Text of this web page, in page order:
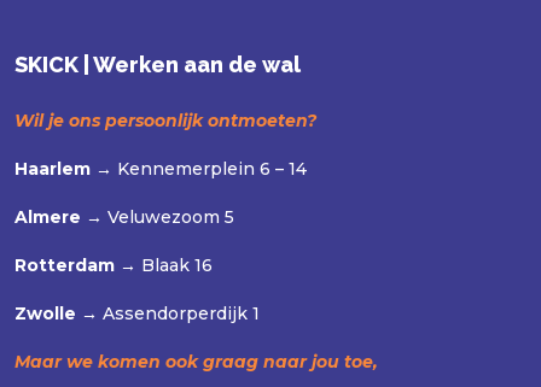
SKICK | Werken aan de wal
Wil je ons persoonlijk ontmoeten?
Haarlem → Kennemerplein 6 – 14
Almere → Veluwezoom 5
Rotterdam → Blaak 16
Zwolle → Assendorperdijk 1
Maar we komen ook graag naar jou toe,